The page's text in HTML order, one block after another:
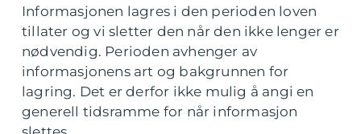
Informasjonen lagres i den perioden loven
tillater og vi sletter den når den ikke lenger er
nødvendig. Perioden avhenger av
informasjonens art og bakgrunnen for
lagring. Det er derfor ikke mulig å angi en
generell tidsramme for når informasjon